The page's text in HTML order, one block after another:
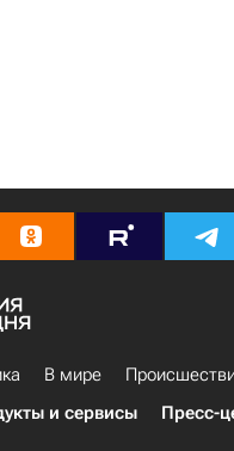
В мире
и сервисы Пресс-